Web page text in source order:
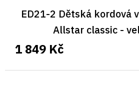
ED21-2 Dětská kordová
Allstar classic -
1 849 Kč